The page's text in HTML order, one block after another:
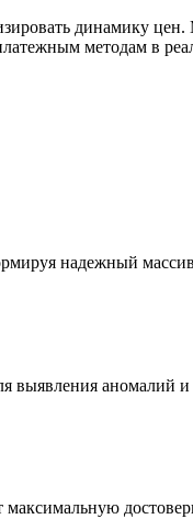
динамику
методам в
надежный массив
выявления аномалий и